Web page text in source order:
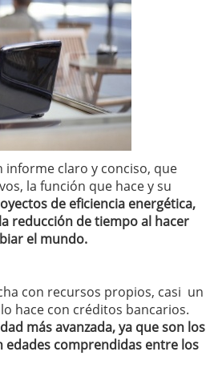
claro y conciso, que
la función que hace y su
de eficiencia energética,
reducción de tiempo al hacer
el mundo.
con recursos propios, casi un
hace con créditos bancarios.
más avanzada, ya que son los
edades comprendidas entre los